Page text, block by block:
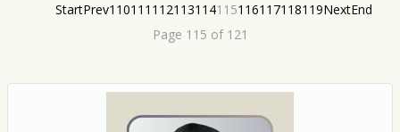
StartPrev110111 112113114115116117118119NextEnd
Page 115 of 121